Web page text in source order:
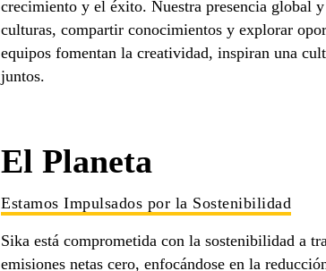
crecimiento y el éxito. Nuestra presencia global
culturas, compartir conocimientos y explorar
equipos fomentan la creatividad, inspiran una
juntos.​
El Planeta
Estamos Impulsados por la Sostenibilidad
Sika está comprometida con la sostenibilidad a
emisiones netas cero, enfocándose en la